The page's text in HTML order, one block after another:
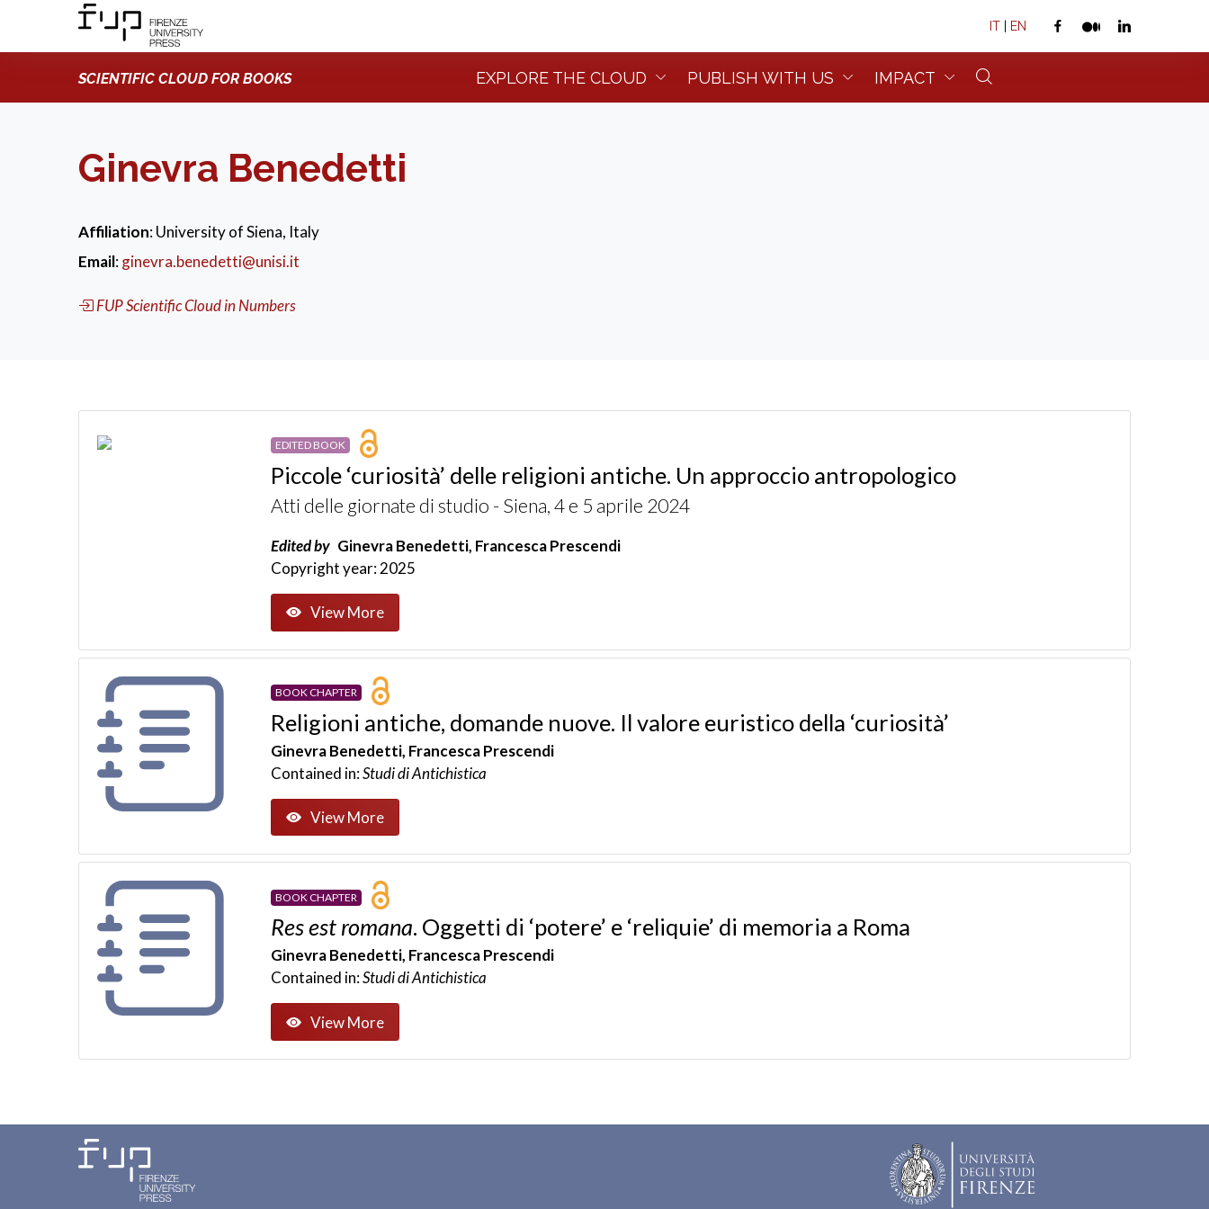
IT | EN
SCIENTIFIC CLOUD FOR BOOKS EXPLORE THE CLOUD PUBLISH WITH US IMPACT
Ginevra Benedetti
Affiliation: University of Siena, Italy
Email:ginevra.benedetti@unisi.it
FUP Scientific Cloud in Numbers
EDITED BOOK
Piccole ‘curiosità’ delle religioni antiche. Un approccio antropologico
Atti delle giornate di studio - Siena, 4 e 5 aprile 2024
Edited by Ginevra Benedetti, Francesca Prescendi
Copyright year: 2025
View More
BOOK CHAPTER
Religioni antiche, domande nuove. Il valore euristico della ‘curiosità’
Ginevra Benedetti, Francesca Prescendi
Contained in:Studi di Antichistica
View More
BOOK CHAPTER
Res est romana. Oggetti di ‘potere’ e ‘reliquie’ di memoria a Roma
Ginevra Benedetti, Francesca Prescendi
Contained in:Studi di Antichistica
View More